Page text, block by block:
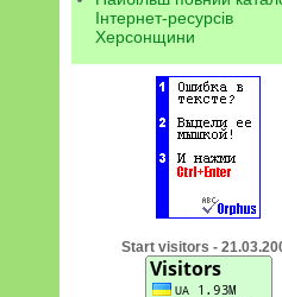
Інтернет-ресурсів
Херсонщини
Start visitors -